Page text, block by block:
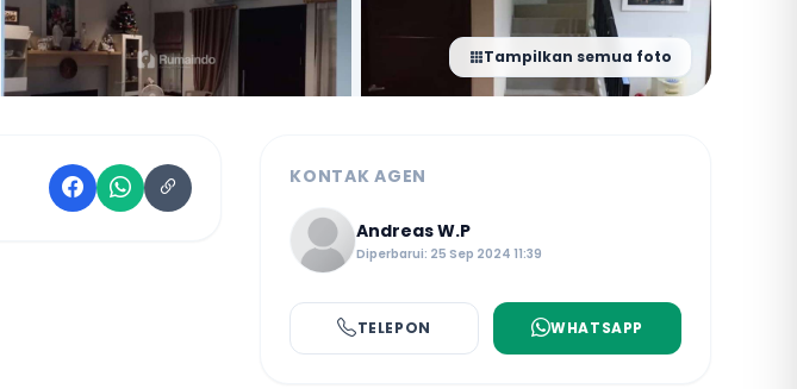
Tampilkan semua foto
KONTAK AGEN
Andreas W.P
Diperbarui: 25 Sep 2024 11:39
TELEPON WHATSAPP